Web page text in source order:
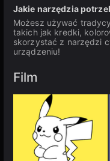
Jakie narzędzia
Możesz używać
takich jak kredki,
skorzystać z narzędzi
urządzeniu!
Film